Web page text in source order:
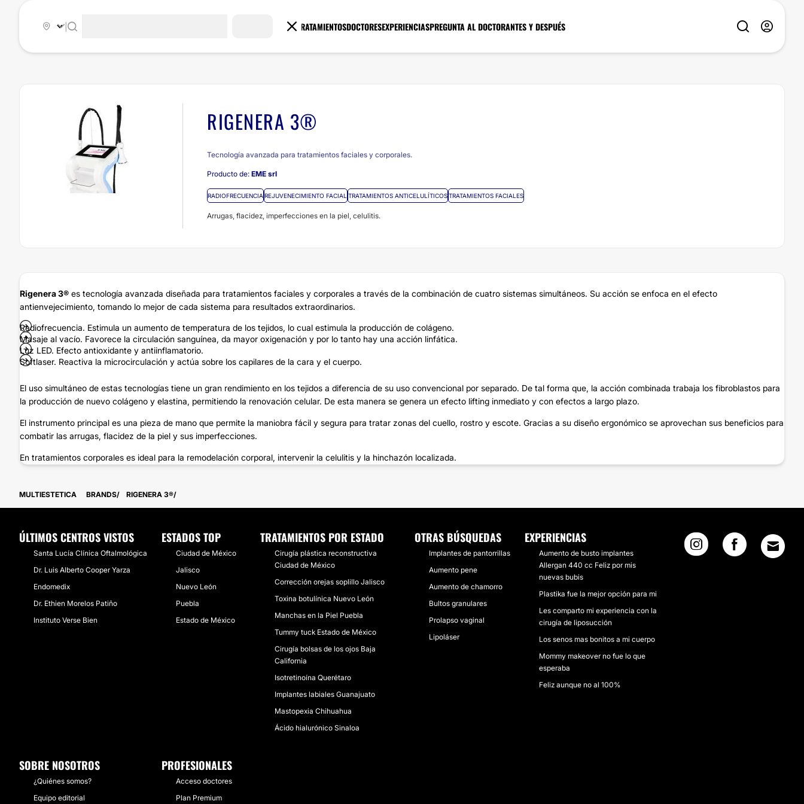
TRATAMIENTOSDOCTORESEXPERIENCIASPREGUNTA AL DOCTORANTES Y DESPUÉS
RIGENERA 3®
Tecnología avanzada para tratamientos faciales y corporales.
Producto de: EME srl
RADIOFRECUENCIA REJUVENECIMIENTO FACIAL TRATAMIENTOS ANTICELULÍTICOSTRATAMIENTOS FACIALES
Arrugas, flacidez, imperfecciones en la piel, celulitis.
Rigenera 3® es tecnología avanzada diseñada para tratamientos faciales y corporales a través de la combinación de cuatro sistemas simultáneos. Su acción se enfoca en el efecto
antienvejecimiento, tomando lo mejor de cada sistema para resultados extraordinarios.
Radiofrecuencia. Estimula un aumento de temperatura de los tejidos, lo cual estimula la producción de colágeno.
Masaje al vacío. Favorece la circulación sanguínea, da mayor oxigenación y por lo tanto hay una acción linfática.
Luz LED. Efecto antioxidante y antiinflamatorio.
Softlaser. Reactiva la microcirculación y actúa sobre los capilares de la cara y el cuerpo.
El uso simultáneo de estas tecnologías tiene un gran rendimiento en los tejidos a diferencia de su uso convencional por separado. De tal forma que, la acción combinada trabaja los fibroblastos para
la producción de nuevo colágeno y elastina, permitiendo la renovación celular. De esta manera se genera un efecto lifting inmediato y con efectos a largo plazo.
El instrumento principal es una pieza de mano que permite la maniobra fácil y segura para tratar zonas del cuello, rostro y escote. Gracias a su diseño ergonómico se aprovechan sus beneficios para
combatir las arrugas, flacidez de la piel y sus imperfecciones.
En tratamientos corporales es ideal para la remodelación corporal, intervenir la celulitis y la hinchazón localizada.
MULTIESTETICA BRANDS RIGENERA 3®
ÚLTIMOS CENTROS VISTOS
Santa Lucía Clínica Oftalmológica
Dr. Luis Alberto Cooper Yarza
Endomedix
Dr. Ethien Morelos Patiño
Instituto Verse Bien
ESTADOS TOP
Ciudad de México
Jalisco
Nuevo León
Puebla
Estado de México
TRATAMIENTOS POR ESTADO
Cirugía plástica reconstructiva
Ciudad de México
Corrección orejas soplillo Jalisco
Toxina botulínica Nuevo León
Manchas en la Piel Puebla
Tummy tuck Estado de México
Cirugía bolsas de los ojos Baja
California
Isotretinoína Querétaro
Implantes labiales Guanajuato
Mastopexia Chihuahua
Ácido hialurónico Sinaloa
OTRAS BÚSQUEDAS
Implantes de pantorrillas
Aumento pene
Aumento de chamorro
Bultos granulares
Prolapso vaginal
Lipoláser
EXPERIENCIAS
Aumento de busto implantes
Allergan 440 cc Feliz por mis
nuevas bubis
Plastika fue la mejor opción para mi
Les comparto mi experiencia con la
cirugía de liposucción
Los senos mas bonitos a mi cuerpo
Mommy makeover no fue lo que
esperaba
Feliz aunque no al 100%
SOBRE NOSOTROS
¿Quiénes somos?
Equipo editorial
PROFESIONALES
Acceso doctores
Plan Premium